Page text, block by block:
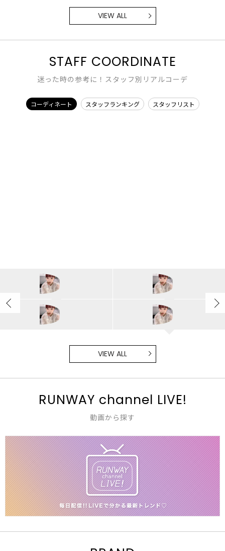
VIEW ALL
STAFF COORDINATE
迷った時の参考に！スタッフ別リアルコーデ
コーディネート スタッフランキング スタッフリスト
merry jenny
mioka/162cm
MURUA
横幕学美/153cm
mioka/162cm